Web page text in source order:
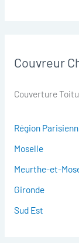
Couvreur
Couverture
Région
Moselle
Meurthe-et-
Gironde
Sud Est